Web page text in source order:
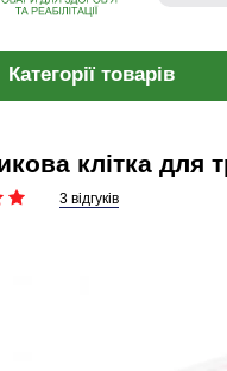
Категорії товарів
клітка для
3 відгуків